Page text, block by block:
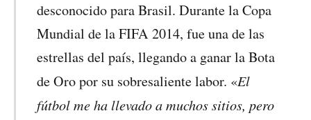
desconocido para Brasil. Durante la Copa
Mundial de la FIFA 2014, fue una de las
estrellas del país, llegando a ganar la Bota
de Oro por su sobresaliente labor. «El
fútbol me ha llevado a muchos sitios, pero